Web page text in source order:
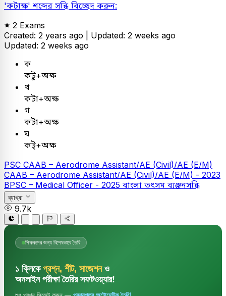
'কটাক্ষ' শব্দের সন্ধি বিচ্ছেদ করুন:
2 Exams
Created: 2 years ago | Updated: 2 weeks ago
Updated: 2 weeks ago
ক
কটু+অক্ষ
খ
কটা+অক্ষ
গ
কটা+অক্ষ
ঘ
কট্+অক্ষ
PSC CAAB – Aerodrome Assistant/AE (Civil)/AE (E/M)
CAAB – Aerodrome Assistant/AE (Civil)/AE (E/M) - 2023
BPSC – Medical Officer - 2025 বাংলা তৎসম ব্যঞ্জনসন্ধি
ব্যাখ্যা
9.7k
শিক্ষকদের জন্য বিশেষভাবে তৈরি
১ ক্লিকে প্রশ্ন, শীট, সাজেশনও
অনলাইন পরীক্ষা তৈরির সফটওয়্যার!